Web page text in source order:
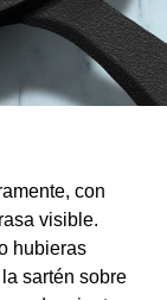
con
visible.
hubieras
sartén sobre